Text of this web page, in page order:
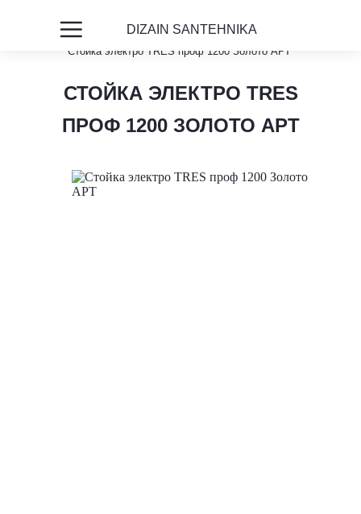
DIZAIN SANTEHNIKA
Главная
Стойка электро TRES проф 1200 Золото АРТ
СТОЙКА ЭЛЕКТРО TRES
ПРОФ 1200 ЗОЛОТО АРТ